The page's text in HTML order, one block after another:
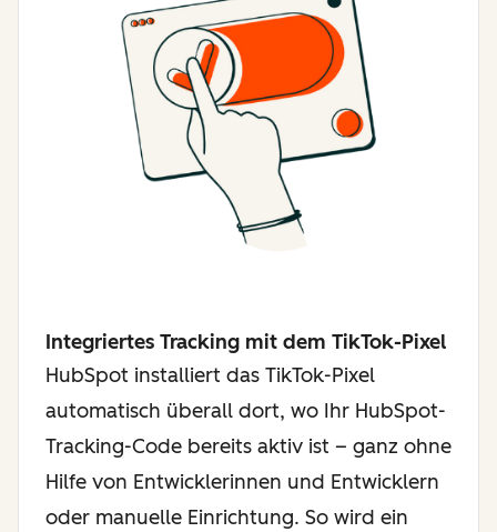
Integriertes Tracking mit dem TikTok-Pixel
HubSpot installiert das TikTok-Pixel
automatisch überall dort, wo Ihr HubSpot-
Tracking-Code bereits aktiv ist – ganz ohne
Hilfe von Entwicklerinnen und Entwicklern
oder manuelle Einrichtung. So wird ein